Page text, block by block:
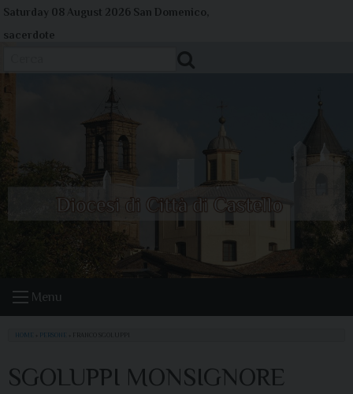
Skip
Saturday 08 August 2026 San Domenico,
sacerdote
Menu
HOME PERSONE
SGOLUPPI MONSIGNORE